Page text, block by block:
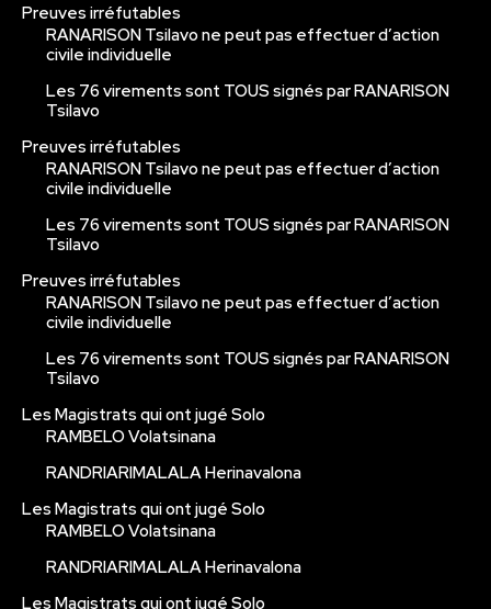
Preuves irréfutables
RANARISON Tsilavo ne peut pas effectuer d’action
civile individuelle
Les 76 virements sont TOUS signés par RANARISON
Tsilavo
Preuves irréfutables
RANARISON Tsilavo ne peut pas effectuer d’action
civile individuelle
Les 76 virements sont TOUS signés par RANARISON
Tsilavo
Preuves irréfutables
RANARISON Tsilavo ne peut pas effectuer d’action
civile individuelle
Les 76 virements sont TOUS signés par RANARISON
Tsilavo
Les Magistrats qui ont jugé Solo
RAMBELO Volatsinana
RANDRIARIMALALA Herinavalona
Les Magistrats qui ont jugé Solo
RAMBELO Volatsinana
RANDRIARIMALALA Herinavalona
Les Magistrats qui ont jugé Solo